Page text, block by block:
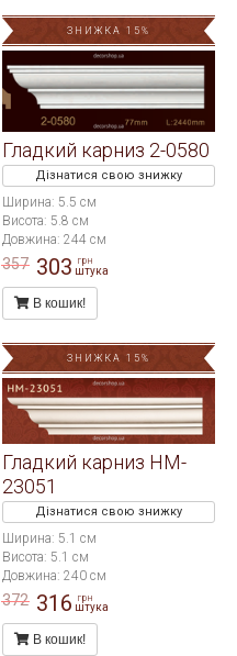
ЗНИЖКА 15%
Гладкий карниз 2-0580
Дізнатися свою знижку
Ширина: 5.5 см
Висота: 5.8 см
Довжина: 244 см
357 303 грн
штука
В кошик!
ЗНИЖКА 15%
Гладкий карниз HM-
23051
Дізнатися свою знижку
Ширина: 5.1 см
Висота: 5.1 см
Довжина: 240 см
372 316 грн
штука
В кошик!